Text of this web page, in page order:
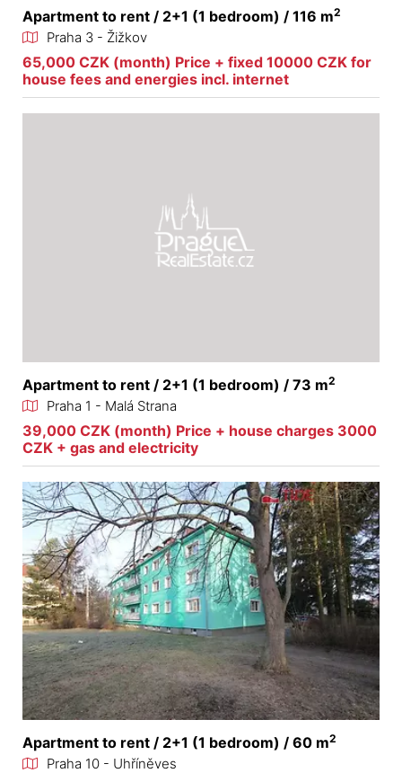
Apartment to rent / 2+1 (1 bedroom) / 116 m2
Praha 3 - Žižkov
65,000 CZK (month) Price + fixed 10000 CZK for
house fees and energies incl. internet
Apartment to rent / 2+1 (1 bedroom) / 73 m2
Praha 1 - Malá Strana
39,000 CZK (month) Price + house charges 3000
CZK + gas and electricity
Apartment to rent / 2+1 (1 bedroom) / 60 m2
Praha 10 - Uhříněves